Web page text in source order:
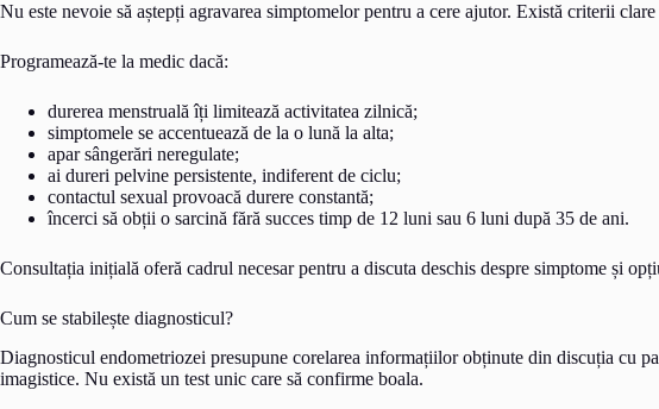
Nu este nevoie să aștepți agravarea simptomelor pentru a cere ajutor. Există criterii
Programează-te la medic dacă:
durerea menstruală îți limitează activitatea zilnică;
simptomele se accentuează de la o lună la alta;
apar sângerări neregulate;
ai dureri pelvine persistente, indiferent de ciclu;
contactul sexual provoacă durere constantă;
încerci să obții o sarcină fără succes timp de 12 luni sau 6 luni după 35 de ani.
Consultația inițială oferă cadrul necesar pentru a discuta deschis despre simptome și
Cum se stabilește diagnosticul?
Diagnosticul endometriozei presupune corelarea informațiilor obținute din discuția cu
imagistice. Nu există un test unic care să confirme boala.